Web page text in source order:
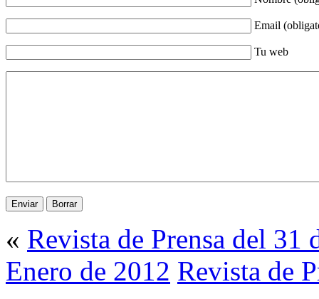
Email
Tu web
« Revista de Prensa del 31
Enero de 2012 Revista de